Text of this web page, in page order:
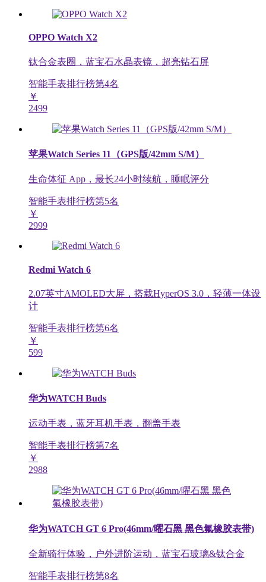
OPPO Watch X2
钛合金表圈，蓝宝石水晶表镜，超亮钻石屏
智能手表排行榜第4名
￥
2499
苹果Watch Series 11（GPS版/42mm S/M）
生命体征 App，最长24小时续航，睡眠评分
智能手表排行榜第5名
￥
2999
Redmi Watch 6
2.07英寸AMOLED大屏，搭载HyperOS 3.0，轻薄一体设
计
智能手表排行榜第6名
￥
599
华为WATCH Buds
运动手表，蓝牙耳机手表，翻盖手表
智能手表排行榜第7名
￥
2988
华为WATCH GT 6 Pro(46mm/曜石黑 黑色氟橡胶表带)
全新骑行体验，户外进阶运动，蓝宝石玻璃&钛合金
智能手表排行榜第8名